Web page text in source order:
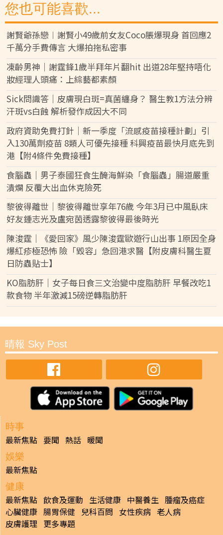
您也可能喜歡...
謝賢爺孫戀︱謝賢小49歲前女友Coco脹爆現身 首回應2
千萬分手費傳言 大爆拍拖私密事
凍齡男神｜謝霆鋒1歲半拜年片翻hit 出道28年堅持唔化
妝經理人頭痛：上綜藝都素顏
Sick問識答｜皮膚現白斑=真菌纏身？ 醫生教1方法分辨
汗斑vs白蝕 解析發作成因大不同
政府資助免費打針｜新一季度「流感疫苗接種計劃」引
入130萬劑疫苗 8類人可優先接種 科興疫苗最快月底先到
港【附4條件免費接種】
食腦蟲｜男子泰國狂食生醃海鮮染「食腦蟲」腸道嚴重
潰爛 反覆大出血休克險死
黎彼得離世｜黎彼得離世享年76歲 今年3月已中風臥床
好友鍾志光及盧宛茵透露黎彼得最後時光
陳浚霆｜《愛回家》風少陳浚霆歐遊行山出事 1原因全身
爆紅疹極恐怖 險「毀容」急回港求醫【附皮膚科醫生夏
日防蟲貼士】
KO脂肪肝｜女子每日食三文治變中度脂肪肝 早餐改吃1
款食物 半年激減15磅逆轉脂肪肝
晴報 Sky Post
時事
最新焦點 要聞 熱話 暖聞
娛樂
最新焦點
健康
最新焦點 飲食及運動 生活健康 中醫養生 腫瘤及癌症
心臟健康 腸胃保健 兒科百問 女性疾病 老人病
皮膚護理 更多專題